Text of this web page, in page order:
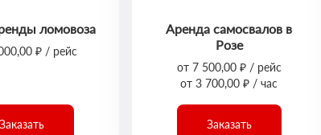
ломовоза
₽ / рейс
Заказать
Аренда самосвалов в
Розе
от 7 500,00 ₽ / рейс
от 3 700,00 ₽ / час
Заказать